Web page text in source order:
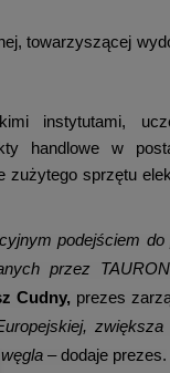
towarzyszącej
instytutami,
handlowe w
sprzętu
podejściem do
przez
Cudny, prezes
– dodaje prezes.